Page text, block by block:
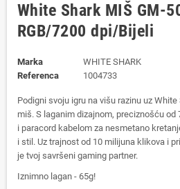
White Shark MIŠ GM-
RGB/7200 dpi/Bijeli
Marka
WHITE SHARK
Referenca
1004733
Podigni svoju igru na višu razinu uz White
miš. S laganim dizajnom, preciznošću od
i paracord kabelom za nesmetano
i stil. Uz trajnost od 10 milijuna klikova i
je tvoj savršeni gaming partner.
Iznimno lagan - 65g!